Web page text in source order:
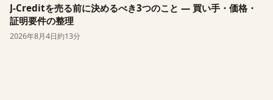
J-Creditを売る前に決めるべき3つのこと — 買い手・価格・
証明要件の整理
2026年8月4日約13分